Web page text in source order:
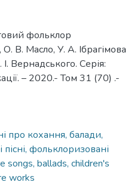
фольклор
В. Масло, У. А. Ібрагімова
Вернадського. Серія:
– 2020.- Том 31 (70) .-
про кохання, балади,
фольклоризовані
songs, ballads, children's
works